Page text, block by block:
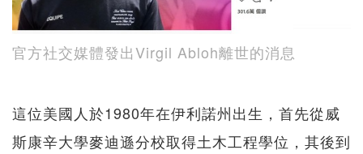
官方社交媒體發出Virgil Abloh離世的消息
這位美國人於1980年在伊利諾州出生，首先從威
斯康辛大學麥迪遜分校取得土木工程學位，其後到